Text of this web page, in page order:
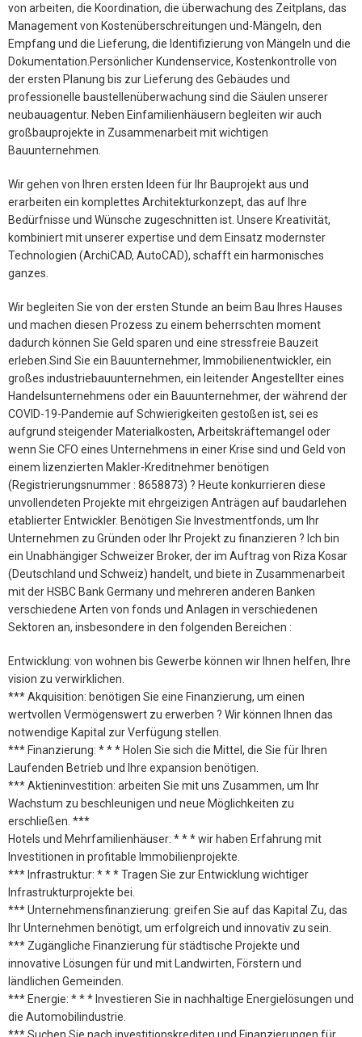
von arbeiten, die Koordination, die überwachung des Zeitplans, das
Management von Kostenüberschreitungen und-Mängeln, den
Empfang und die Lieferung, die Identifizierung von Mängeln und die
Dokumentation.Persönlicher Kundenservice, Kostenkontrolle von
der ersten Planung bis zur Lieferung des Gebäudes und
professionelle baustellenüberwachung sind die Säulen unserer
neubauagentur. Neben Einfamilienhäusern begleiten wir auch
großbauprojekte in Zusammenarbeit mit wichtigen
Bauunternehmen.
Wir gehen von Ihren ersten Ideen für Ihr Bauprojekt aus und
erarbeiten ein komplettes Architekturkonzept, das auf Ihre
Bedürfnisse und Wünsche zugeschnitten ist. Unsere Kreativität,
kombiniert mit unserer expertise und dem Einsatz modernster
Technologien (ArchiCAD, AutoCAD), schafft ein harmonisches
ganzes.
Wir begleiten Sie von der ersten Stunde an beim Bau Ihres Hauses
und machen diesen Prozess zu einem beherrschten moment
dadurch können Sie Geld sparen und eine stressfreie Bauzeit
erleben.Sind Sie ein Bauunternehmer, Immobilienentwickler, ein
großes industriebauunternehmen, ein leitender Angestellter eines
Handelsunternehmens oder ein Bauunternehmer, der während der
COVID-19-Pandemie auf Schwierigkeiten gestoßen ist, sei es
aufgrund steigender Materialkosten, Arbeitskräftemangel oder
wenn Sie CFO eines Unternehmens in einer Krise sind und Geld von
einem lizenzierten Makler-Kreditnehmer benötigen
(Registrierungsnummer : 8658873) ? Heute konkurrieren diese
unvollendeten Projekte mit ehrgeizigen Anträgen auf baudarlehen
etablierter Entwickler. Benötigen Sie Investmentfonds, um Ihr
Unternehmen zu Gründen oder Ihr Projekt zu finanzieren ? Ich bin
ein Unabhängiger Schweizer Broker, der im Auftrag von Riza Kosar
(Deutschland und Schweiz) handelt, und biete in Zusammenarbeit
mit der HSBC Bank Germany und mehreren anderen Banken
verschiedene Arten von fonds und Anlagen in verschiedenen
Sektoren an, insbesondere in den folgenden Bereichen :
Entwicklung: von wohnen bis Gewerbe können wir Ihnen helfen, Ihre
vision zu verwirklichen.
*** Akquisition: benötigen Sie eine Finanzierung, um einen
wertvollen Vermögenswert zu erwerben ? Wir können Ihnen das
notwendige Kapital zur Verfügung stellen.
*** Finanzierung: * * * Holen Sie sich die Mittel, die Sie für Ihren
Laufenden Betrieb und Ihre expansion benötigen.
*** Aktieninvestition: arbeiten Sie mit uns Zusammen, um Ihr
Wachstum zu beschleunigen und neue Möglichkeiten zu
erschließen. ***
Hotels und Mehrfamilienhäuser: * * * wir haben Erfahrung mit
Investitionen in profitable Immobilienprojekte.
*** Infrastruktur: * * * Tragen Sie zur Entwicklung wichtiger
Infrastrukturprojekte bei.
*** Unternehmensfinanzierung: greifen Sie auf das Kapital Zu, das
Ihr Unternehmen benötigt, um erfolgreich und innovativ zu sein.
*** Zugängliche Finanzierung für städtische Projekte und
innovative Lösungen für und mit Landwirten, Förstern und
ländlichen Gemeinden.
*** Energie: * * * Investieren Sie in nachhaltige Energielösungen und
die Automobilindustrie.
*** Suchen Sie nach investitionskrediten und Finanzierungen für